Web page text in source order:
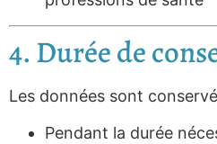
4. Durée de
Les données sont
Pendant la durée